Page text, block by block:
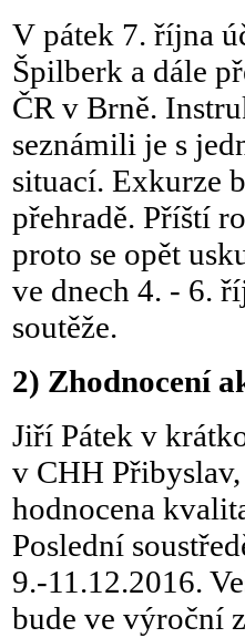
V pátek 7. října
Špilberk a dále
ČR v Brně.
seznámili je s
situací. Exkurze
přehradě. Příští
proto se opět
ve dnech 4. - 6.
soutěže.
2) Zhodnocení
Jiří Pátek v
v CHH
hodnocena
Poslední
9.-11.12.2016.
bude ve výroční